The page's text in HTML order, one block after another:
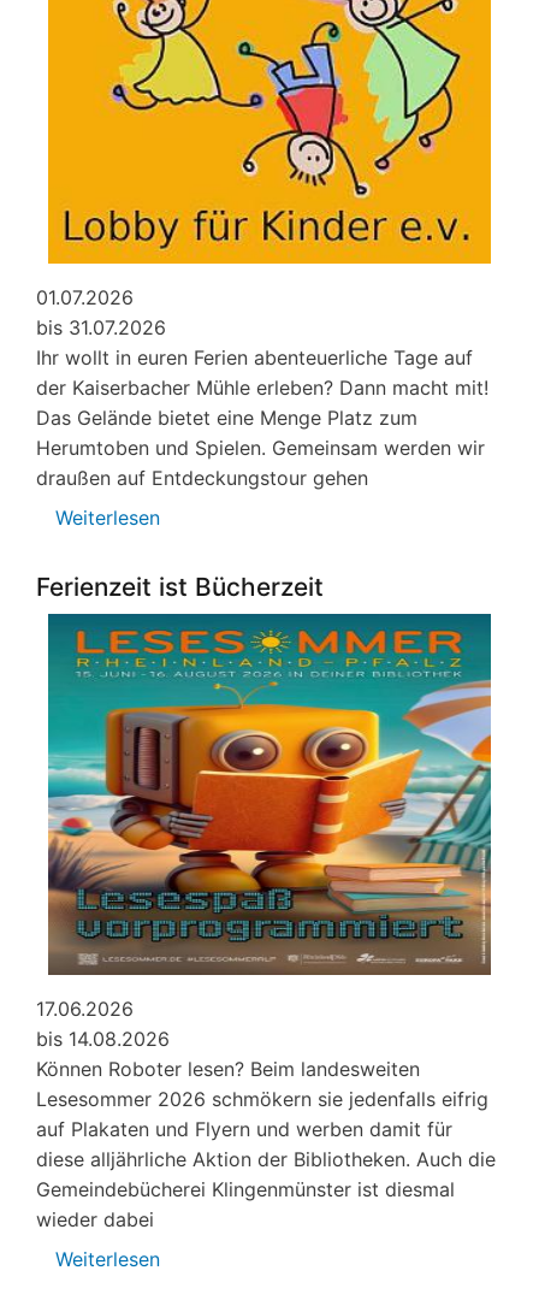
01.07.2026
bis 31.07.2026
Ihr wollt in euren Ferien abenteuerliche Tage auf
der Kaiserbacher Mühle erleben? Dann macht mit!
Das Gelände bietet eine Menge Platz zum
Herumtoben und Spielen. Gemeinsam werden wir
draußen auf Entdeckungstour gehen
Weiterlesen
von
Lobby
für
Kinder
Juli
2026
Ferienzeit ist Bücherzeit
17.06.2026
bis 14.08.2026
Können Roboter lesen? Beim landesweiten
Lesesommer 2026 schmökern sie jedenfalls eifrig
auf Plakaten und Flyern und werben damit für
diese alljährliche Aktion der Bibliotheken. Auch die
Gemeindebücherei Klingenmünster ist diesmal
wieder dabei
Weiterlesen